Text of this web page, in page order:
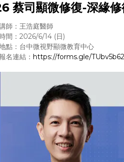
蔡司顯微修復-深緣
師：王浩庭醫師
間：2026/6/14 (日)
點：台中微視野顯微教育中心
名連結： https://forms.gle/